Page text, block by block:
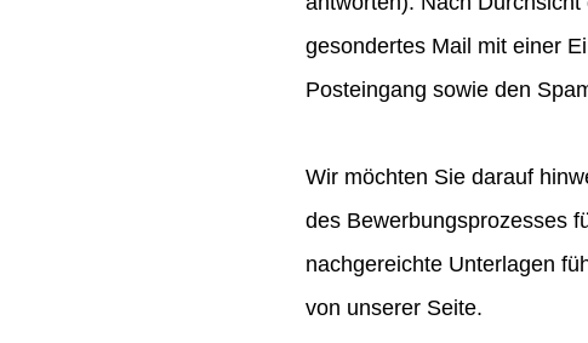
gesondertes Mail mit einer
Posteingang sowie den
Wir möchten Sie darauf
des Bewerbungsprozesses
nachgereichte Unterlagen
von unserer Seite.